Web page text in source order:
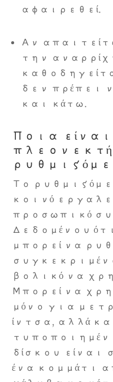
αφαιρεθεί.
Αν
την
δεν πρέπει
και κάτω.
Ποια
Το
κοινό
προσωπικό
Δεδομένου
μπορεί να
βολικό να
Μπορεί να
μόνο για
ίντσα, αλλά
δίσκου
ένα κομμάτι